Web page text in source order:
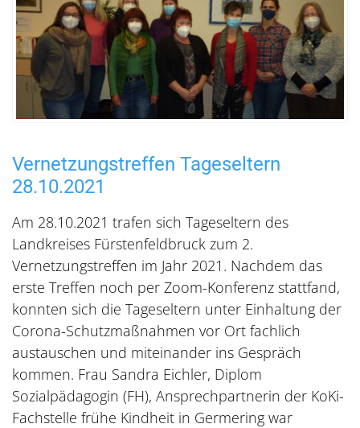
Vernetzungstreffen Tageseltern
28.10.2021
Am 28.10.2021 trafen sich Tageseltern des
Landkreises Fürstenfeldbruck zum 2.
Vernetzungstreffen im Jahr 2021. Nachdem das
erste Treffen noch per Zoom-Konferenz stattfand,
konnten sich die Tageseltern unter Einhaltung der
Corona-Schutzmaßnahmen vor Ort fachlich
austauschen und miteinander ins Gespräch
kommen. Frau Sandra Eichler, Diplom
Sozialpädagogin (FH), Ansprechpartnerin der KoKi-
Fachstelle frühe Kindheit in Germering war